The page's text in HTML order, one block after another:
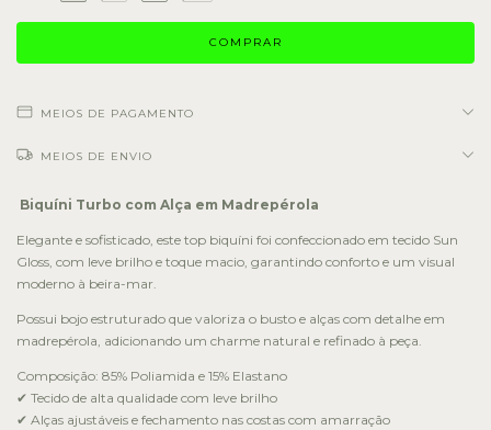
MEIOS DE PAGAMENTO
MEIOS DE ENVIO
Biquíni Turbo com Alça em Madrepérola
Elegante e sofisticado, este top biquíni foi confeccionado em tecido Sun
Gloss, com leve brilho e toque macio, garantindo conforto e um visual
moderno à beira-mar.
Possui bojo estruturado que valoriza o busto e alças com detalhe em
madrepérola, adicionando um charme natural e refinado à peça.
Composição: 85% Poliamida e 15% Elastano
✔ Tecido de alta qualidade com leve brilho
✔ Alças ajustáveis e fechamento nas costas com amarração